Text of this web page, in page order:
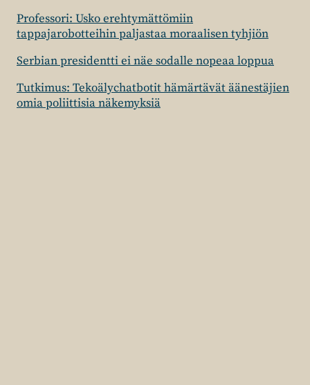
Professori: Usko erehtymättömiin
tappajarobotteihin paljastaa moraalisen tyhjiön
Serbian presidentti ei näe sodalle nopeaa loppua
Tutkimus: Tekoälychatbotit hämärtävät äänestäjien
omia poliittisia näkemyksiä